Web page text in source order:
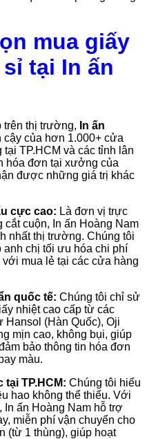
mua giấy
tại In ấn
trên thị trường, In ấn
cậy của hơn 1.000+ cửa
TP.HCM và các tỉnh lân
hóa đơn tại xưởng của
được những giá trị khác
cực cao: Là đơn vị trực
cắt cuộn, In ấn Hoàng Nam
nhất thị trường. Chúng tôi
anh chị tối ưu hóa chi phí
mua lẻ tại các cửa hàng
quốc tế: Chúng tôi chỉ sử
nhiệt cao cấp từ các
(Hàn Quốc), Oji
mịn cao, không bụi, giúp
bảo thông tin hóa đơn
màu.
tại TP.HCM: Chúng tôi hiểu
hao không thể thiếu. Với
In ấn Hoàng Nam hỗ trợ
miễn phí vận chuyển cho
(từ 1 thùng), giúp hoạt